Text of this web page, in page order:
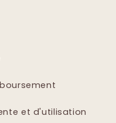
et d'utilisation